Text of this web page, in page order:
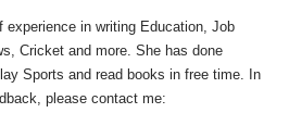
experience in writing Education, Job
Cricket and more. She has done
Sports and read books in free time. In
please contact me: